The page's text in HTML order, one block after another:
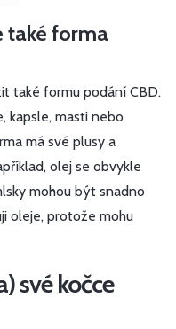
také forma
také formu podání CBD.
kapsle, masti nebo
má své plusy a
olej se obvykle
mohou být snadno
oleje, protože mohu
své kočce